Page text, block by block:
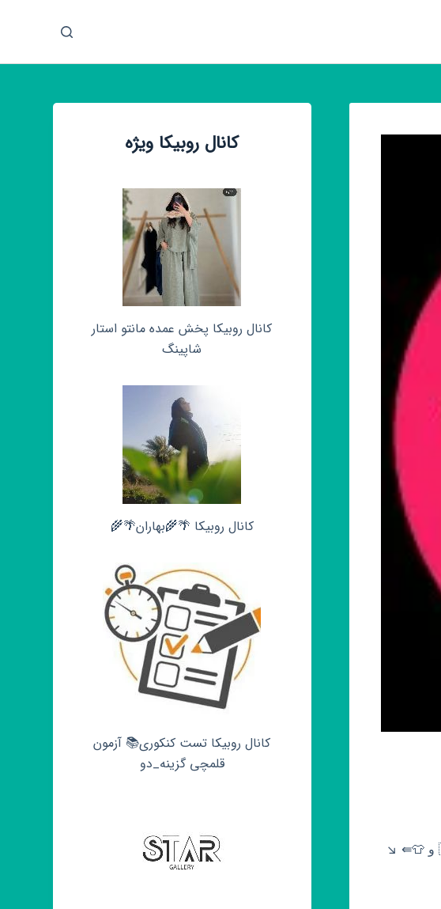
ش
﷽ ⬛ دریم لیگ | Dream League ⬛ ↙️ فعالیتهای موجود در کانال ⁦↘️ ⇚‌👕 کیت پک [ ایرانی⁦🇮🇷⁩ و
کانال روبیکا ویژه
کانال روبیکا پخش عمده مانتو استار
شاپینگ
کانال روبیکا 🌴🌾بهاران🌴🌾
کانال روبیکا تست کنکوری📚 آزمون
قلمچی‌‌ گزینه_دو